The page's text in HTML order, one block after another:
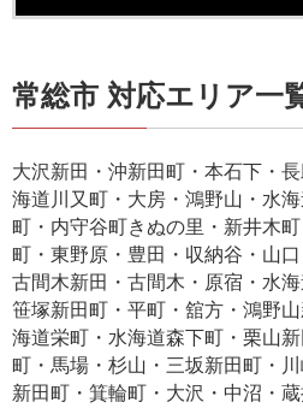
常総市 対応エリア一
大沢新田・沖新田町・本石下・
海道川又町・大房・鴻野山・水
町・内守谷町きぬの里・新井木
町・東野原・豊田・収納谷・山
古間木新田・古間木・原宿・水
笹塚新田町・平町・舘方・鴻野
海道栄町・水海道森下町・栗山
町・馬場・杉山・三坂新田町・
新田町・箕輪町・大沢・中沼・